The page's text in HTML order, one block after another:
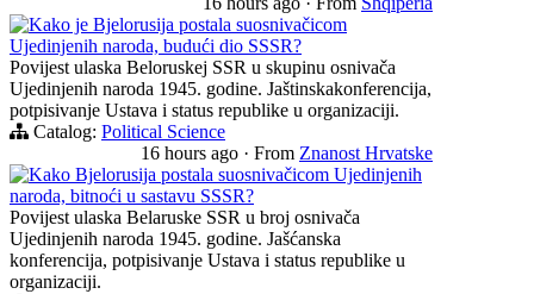
Kako je Bjelorusija postala suosnivačicom
Ujedinjenih naroda, budući dio SSSR?
Povijest ulaska Beloruskej SSR u skupinu osnivača
Ujedinjenih naroda 1945. godine. Jaštinskakonferencija,
potpisivanje Ustava i status republike u organizaciji.
Catalog: Political Science
16 hours ago · From Znanost Hrvatske
Kako Bjelorusija postala suosnivačicom Ujedinjenih
naroda, bitnoći u sastavu SSSR?
Povijest ulaska Belaruske SSR u broj osnivača
Ujedinjenih naroda 1945. godine. Jašćanska
konferencija, potpisivanje Ustava i status republike u
organizaciji.